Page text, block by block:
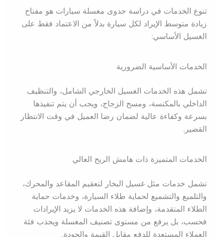
تنوع الخدمات في دراسة جدوى مغسلة سيارات هو مفتاح
زيادة متوسط الإيراد لكل سيارة بدلاً من الاعتماد فقط على
الغسيل الأساسي:
الخدمات الأساسية الضرورية
تشمل هذه الخدمات الغسيل الخارجي الشامل، والتنظيف
الداخلي بالمكنسة، ومسح الزجاج، ويجب أن يتم تنفيذها
بسرعة وكفاءة عالية لضمان رضا العميل في وقت الانتظار
القصير.
الخدمات المتميزة ذات هامش الربح العالي
تشمل خدمات مثل غسيل البخار لتعقيم المقاعد والمحرك،
والتلميع والتشميع لحماية طلاء السيارة، وخدمات حماية
الطلاء المتقدمة، وإضافة هذه الخدمات لا يزيد الإيرادات
فحسب، بل يرفع من مستوى تصنيف المغسلة ويجذب فئة
العملاء المستعدة للدفع مقابل القيمة والجودة.